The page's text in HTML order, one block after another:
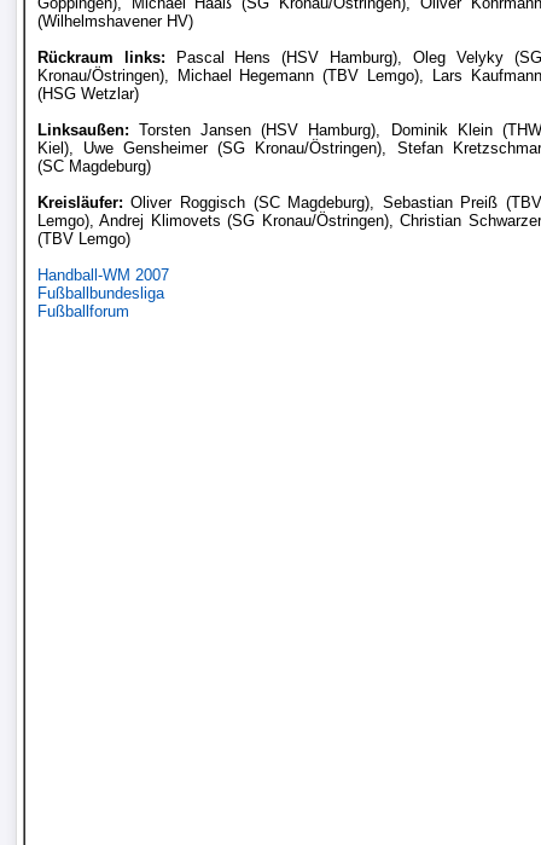
STATISTIKEN
Tabelle
Bundesliga
Tabelle
2.
Bundesliga
(Wilhelmshavener HV)
Rückraum links: Pascal Hens (HSV Hamburg), Oleg Velyky (SG
Kronau/Östringen), Michael Hegemann (TBV Lemgo), Lars Kaufmann
(HSG Wetzlar)
Linksaußen: Torsten Jansen (HSV Hamburg), Dominik Klein (THW
Kiel), Uwe Gensheimer (SG Kronau/Östringen), Stefan Kretzschmar
(SC Magdeburg)
Kreisläufer: Oliver Roggisch (SC Magdeburg), Sebastian Preiß (TBV
Lemgo), Andrej Klimovets (SG Kronau/Östringen), Christian Schwarzer
(TBV Lemgo)
Handball-WM 2007
Fußballbundesliga
Fußballforum